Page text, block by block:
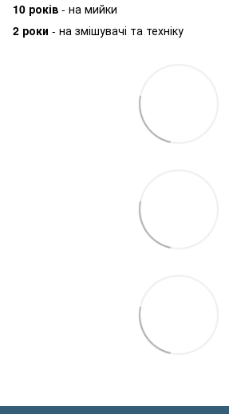
10 років - на мийки
2 роки - на змішувачі та техніку